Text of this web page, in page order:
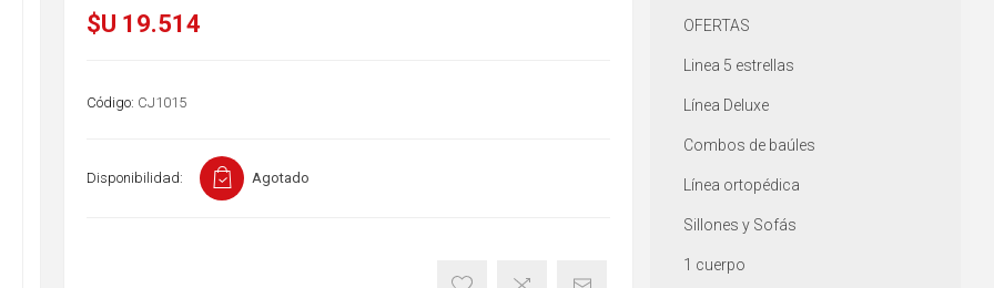
$U 19.514
Código: CJ1015
Disponibilidad: Agotado
OFERTAS
Linea 5 estrellas
Línea Deluxe
Combos de baúles
Línea ortopédica
Sillones y Sofás
1 cuerpo